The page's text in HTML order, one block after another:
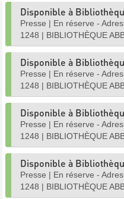
Disponible à
Presse | En réserve -
1248 | BIBLIOTHÈQUE
Disponible à
Presse | En réserve -
1248 | BIBLIOTHÈQUE
Disponible à
Presse | En réserve -
1248 | BIBLIOTHÈQUE
Disponible à
Presse | En réserve -
1248 | BIBLIOTHÈQUE